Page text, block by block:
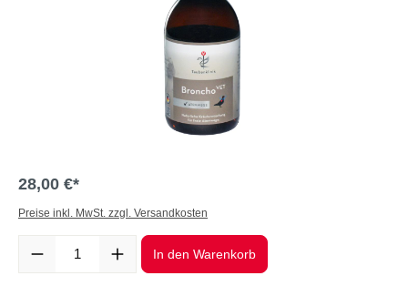
28,00 €*
Preise inkl. MwSt. zzgl. Versandkosten
Produkt Anzahl: Gib den gewünschten Wert ein oder benutze die
In den Warenkorb